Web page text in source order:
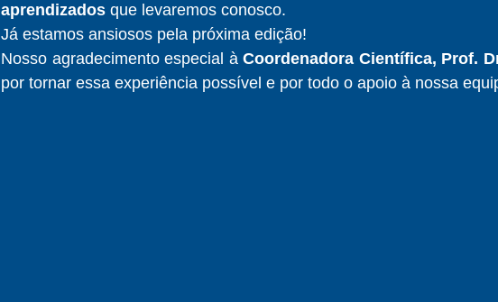
aprendizados que levaremos conosco.
Já estamos ansiosos pela próxima edição!
Nosso agradecimento especial à Coordenadora Científica, Prof.
por tornar essa experiência possível e por todo o apoio à nossa